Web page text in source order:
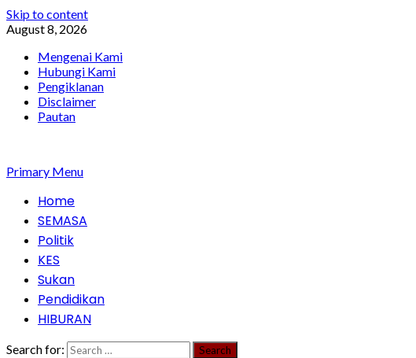
Skip to content
August 8, 2026
Mengenai Kami
Hubungi Kami
Pengiklanan
Disclaimer
Pautan
Primary Menu
Home
SEMASA
Politik
KES
Sukan
Pendidikan
HIBURAN
Search for: